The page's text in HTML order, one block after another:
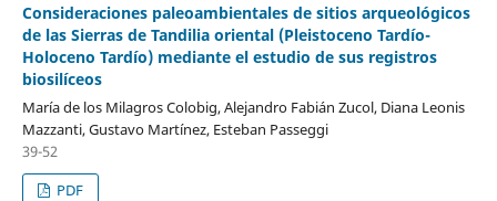
Consideraciones paleoambientales de sitios arqueológicos
de las Sierras de Tandilia oriental (Pleistoceno Tardío-
Holoceno Tardío) mediante el estudio de sus registros
biosilíceos
María de los Milagros Colobig, Alejandro Fabián Zucol, Diana Leonis
Mazzanti, Gustavo Martínez, Esteban Passeggi
39-52
PDF